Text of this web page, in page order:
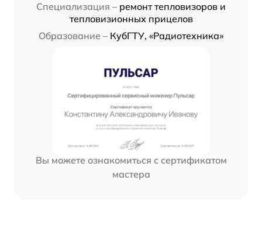
Специализация – ремонт тепловизоров и
тепловизионных прицелов
Образование – КубГТУ, «Радиотехника»
Вы можете ознакомиться с сертификатом
мастера